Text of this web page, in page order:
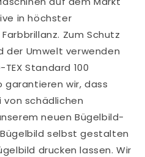
in höchster
Zum Schutz
der Umwelt verwenden
Standard 100
garantieren wir, dass
schädlichen
neuen Bügelbild-
selbst gestalten
drucken lassen. Wir